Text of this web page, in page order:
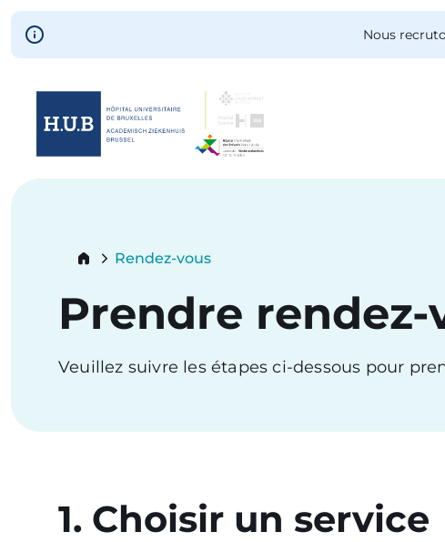
Skip to main content
Nous
Skip
Breadcrumb
Rendez-vous
Prendre rendez-
Veuillez suivre les étapes ci-dessous pour
1. Choisir un service